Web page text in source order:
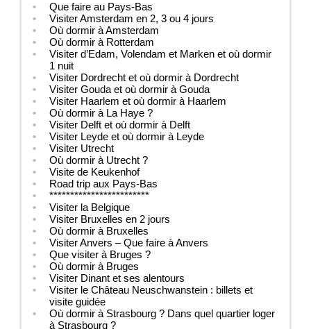
Que faire au Pays-Bas
Visiter Amsterdam en 2, 3 ou 4 jours
Où dormir à Amsterdam
Où dormir à Rotterdam
Visiter d’Edam, Volendam et Marken et où dormir
1 nuit
Visiter Dordrecht et où dormir à Dordrecht
Visiter Gouda et où dormir à Gouda
Visiter Haarlem et où dormir à Haarlem
Où dormir à La Haye ?
Visiter Delft et où dormir à Delft
Visiter Leyde et où dormir à Leyde
Visiter Utrecht
Où dormir à Utrecht ?
Visite de Keukenhof
Road trip aux Pays-Bas
************************
Visiter la Belgique
Visiter Bruxelles en 2 jours
Où dormir à Bruxelles
Visiter Anvers – Que faire à Anvers
Que visiter à Bruges ?
Où dormir à Bruges
Visiter Dinant et ses alentours
Visiter le Château Neuschwanstein : billets et
visite guidée
Où dormir à Strasbourg ? Dans quel quartier loger
à Strasbourg ?